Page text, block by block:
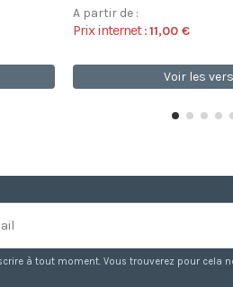
A partir de :
Prix internet :11,00 €
Voir les
à tout moment. Vous trouverez pour